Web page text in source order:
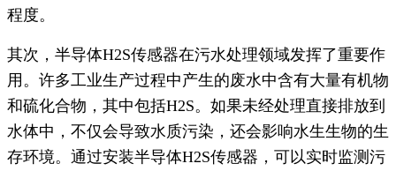
程度。
其次，半导体H2S传感器在污水处理领域发挥了重要作
用。许多工业生产过程中产生的废水中含有大量有机物
和硫化合物，其中包括H2S。如果未经处理直接排放到
水体中，不仅会导致水质污染，还会影响水生生物的生
存环境。通过安装半导体H2S传感器，可以实时监测污